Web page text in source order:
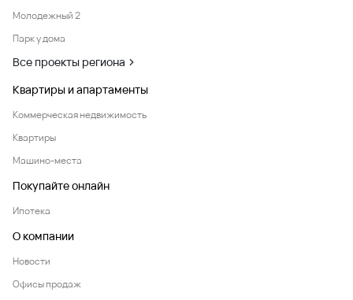
Молодежный 2
Парк у дома
Все проекты региона
Квартиры и апартаменты
Коммерческая недвижимость
Квартиры
Машино-места
Покупайте онлайн
Ипотека
О компании
Новости
Офисы продаж